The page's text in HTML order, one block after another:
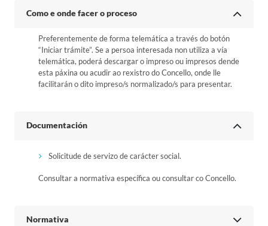
Como e onde facer o proceso
Preferentemente de forma telemática a través do botón
“Iniciar trámite”. Se a persoa interesada non utiliza a vía
telemática, poderá descargar o impreso ou impresos dende
esta páxina ou acudir ao rexistro do Concello, onde lle
facilitarán o dito impreso/s normalizado/s para presentar.
Documentación
Solicitude de servizo de carácter social.
Consultar a normativa específica ou consultar co Concello.
Normativa